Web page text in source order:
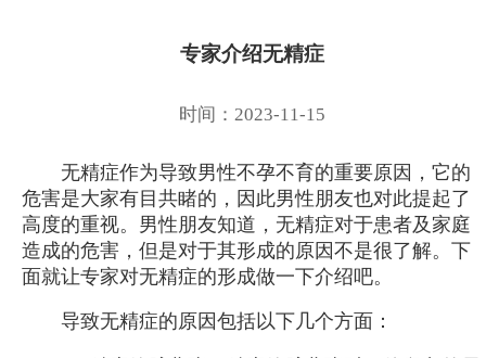
专家介绍无精症
时间：2023-11-15
无精症作为导致男性不孕不育的重要原因，它的
危害是大家有目共睹的，因此男性朋友也对此提起了
高度的重视。男性朋友知道，无精症对于患者及家庭
造成的危害，但是对于其形成的原因不是很了解。下
面就让专家对无精症的形成做一下介绍吧。
导致无精症的原因包括以下几个方面：